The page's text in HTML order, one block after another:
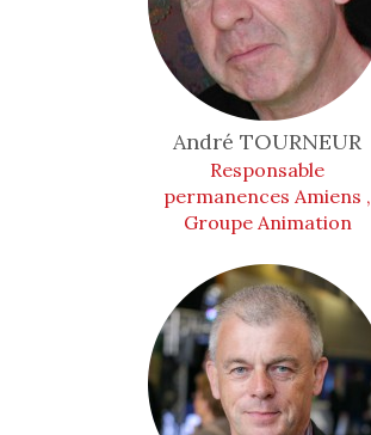
André TOURNEUR
Responsable
permanences Amiens ,
Groupe Animation